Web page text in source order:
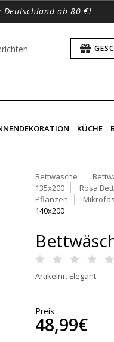
Deutschland ab 80 €!
KÜCHE
Bettwäsche
135x200
Rosa
Pflanzen
140x200
Artikelnr. Elegant
Preis
48,99€